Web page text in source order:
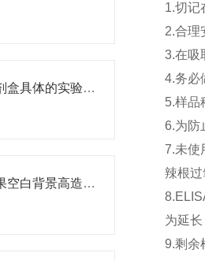
小鼠ELISA试剂盒具体的实验步骤是怎样的呢？
ELISA试验结果空白背景高造成原因
1.切记
2.合理
3.在吸
4.务必
5.样品
6.为防
7.未使
辣根过
为延
9.剩余